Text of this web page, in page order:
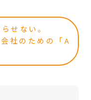
せない。
社のための「A